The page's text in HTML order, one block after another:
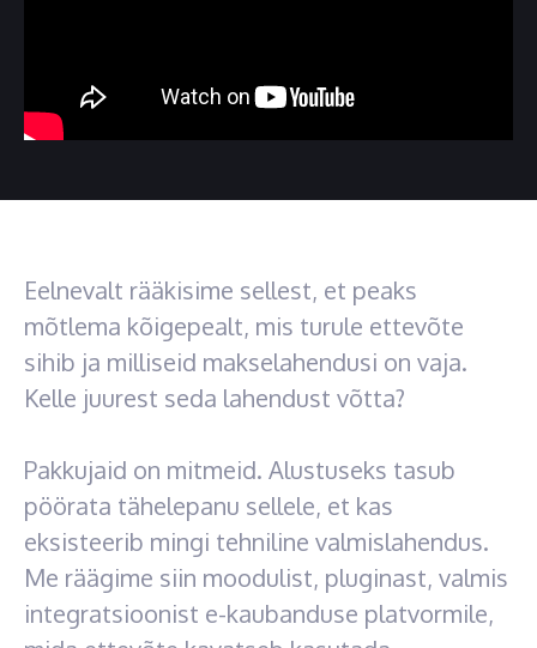
Eelnevalt rääkisime sellest, et peaks
mõtlema kõigepealt, mis turule ettevõte
sihib ja milliseid makselahendusi on vaja.
Kelle juurest seda lahendust võtta?
Pakkujaid on mitmeid. Alustuseks tasub
pöörata tähelepanu sellele, et kas
eksisteerib mingi tehniline valmislahendus.
Me räägime siin moodulist, pluginast, valmis
integratsioonist e-kaubanduse platvormile,